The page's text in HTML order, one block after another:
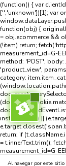
Al navegar por este sitio
(function() { var
['','unknown'])[1]; var
function(obj) {
= obj.ecommerce &&
(!item) return;
measurement_id=G-
method: 'POST',
'product_view',
category:
insta-variant') ||
return; if
= t.innerText.trim();
measurement_id=G-
method: 'POST',